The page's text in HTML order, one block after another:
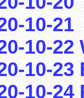
10-21
10-22
10-
10-